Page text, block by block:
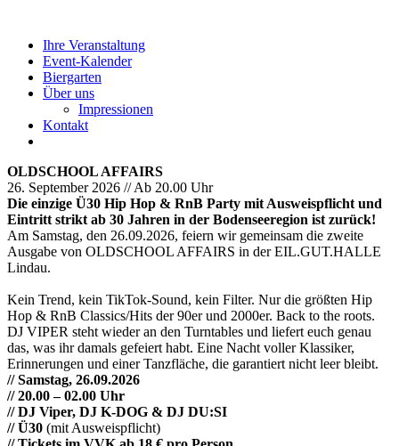
Ihre Veranstaltung
Event-Kalender
Biergarten
Über uns
Impressionen
Kontakt
OLDSCHOOL AFFAIRS
26. September 2026 // Ab 20.00 Uhr
Die einzige Ü30 Hip Hop & RnB Party mit Ausweispflicht und
Eintritt strikt ab 30 Jahren in der Bodenseeregion ist zurück!
Am Samstag, den 26.09.2026, feiern wir gemeinsam die zweite
Ausgabe von OLDSCHOOL AFFAIRS in der EIL.GUT.HALLE
Lindau.
Kein Trend, kein TikTok-Sound, kein Filter. Nur die größten Hip
Hop & RnB Classics/Hits der 90er und 2000er. Back to the roots.
DJ VIPER steht wieder an den Turntables und liefert euch genau
das, was ihr damals gefeiert habt. Eine Nacht voller Klassiker,
Erinnerungen und einer Tanzfläche, die garantiert nicht leer bleibt.
// Samstag, 26.09.2026
// 20.00 – 02.00 Uhr
// DJ Viper, DJ K-DOG & DJ DU:SI
// Ü30 (mit Ausweispflicht)